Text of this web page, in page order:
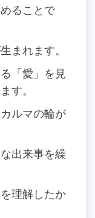
ることで
まれます。
「愛」を見
す。
ルマの輪が
出来事を繰
理解したか